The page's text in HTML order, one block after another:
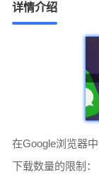
详情介绍
在Google浏览器
下载数量的限制：